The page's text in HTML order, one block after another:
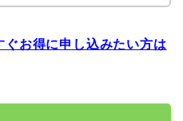
お得に申し込みたい方は